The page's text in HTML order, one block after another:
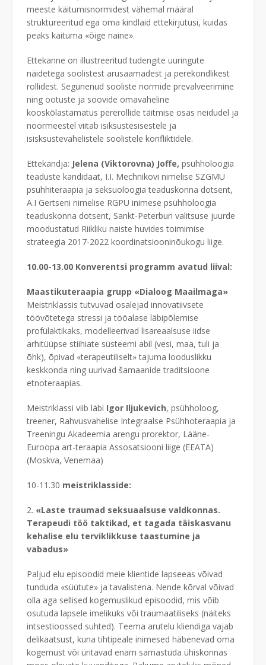
meeste käitumisnormidest vähemal määral
struktureeritud ega oma kindlaid ettekirjutusi, kuidas
peaks käituma «õige naine».
Ettekanne on illustreeritud tudengite uuringute
näidetega soolistest arusaamadest ja perekondlikest
rollidest. Segunenud sooliste normide prevalveerimine
ning ootuste ja soovide omavaheline
kooskõlastamatus pererollide täitmise osas neidudel ja
noormeestel viitab isiksustesisestele ja
isisksustevahelistele soolistele konfliktidele.
Ettekandja: Jelena (Viktorovna) Joffe, psühholoogia
teaduste kandidaat, I.I. Mechnikovi nimelise SZGMU
psühhiteraapia ja seksuoloogia teaduskonna dotsent,
A.I Gertseni nimelise RGPU inimese psühholoogia
teaduskonna dotsent, Sankt-Peterburi valitsuse juurde
moodustatud Riikliku naiste huvides toimimise
strateegia 2017-2022 koordinatsiooninõukogu liige.
10.00-13.00 Konverentsi programm avatud liival:
Maastikuteraapia grupp «Dialoog Maailmaga»
Meistriklassis tutvuvad osalejad innovatiivsete
töövõtetega stressi ja tööalase läbipõlemise
profülaktikaks, modelleerivad lisareaalsuse iidse
arhitüüpse stiihiate süsteemi abil (vesi, maa, tuli ja
õhk), õpivad «terapeutiliselt» tajuma looduslikku
keskkonda ning uurivad šamaanide traditsioone
etnoteraapias.
Meistriklassi viib läbi Igor Iljukevich, psühholoog,
treener, Rahvusvahelise Integraalse Psühhoteraapia ja
Treeningu Akadeemia arengu prorektor, Lääne-
Euroopa art-teraapia Assosatsiooni liige (EEATA)
(Moskva, Venemaa)
10-11.30 meistriklasside:
2. «Laste traumad seksuaalsuse valdkonnas.
Terapeudi töö taktikad, et tagada täiskasvanu
kehalise elu terviklikkuse taastumine ja
vabadus»
Paljud elu episoodid meie klientide lapseeas võivad
tunduda «süütute» ja tavalistena. Nende kõrval võivad
olla aga sellised kogemuslikud episoodid, mis võib
osutuda lapsele imelikuks või traumaatiliseks (näiteks
intsestioossed suhted). Teema arutelu kliendiga vajab
delikaatsust, kuna tihtipeale inimesed häbenevad oma
kogemust või üritavad enam samastuda ühiskonnas